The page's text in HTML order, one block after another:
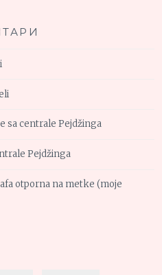
sa centrale Pejdžinga
Pejdžinga
otporna na metke (moje